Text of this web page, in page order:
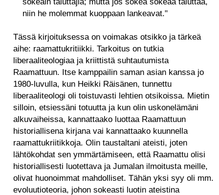
niin he molemmat kuoppaan lankeavat."
Tässä kirjoituksessa on voimakas otsikko ja tärkeä
aihe: raamattukritiikki. Tarkoitus on tutkia
liberaaliteologiaa ja kriittistä suhtautumista
Raamattuun. Itse kamppailin saman asian kanssa jo
1980-luvulla, kun Heikki Räisänen, tunnettu
liberaaliteologi oli toistuvasti lehtien otsikoissa. Mietin
silloin, etsiessäni totuutta ja kun olin uskonelämäni
alkuvaiheissa, kannattaako luottaa Raamattuun
historiallisena kirjana vai kannattaako kuunnella
raamattukriitikkoja. Olin taustaltani ateisti, joten
lähtökohdat sen ymmärtämiseen, että Raamattu olisi
historiallisesti luotettava ja Jumalan ilmoitusta meille,
olivat huonoimmat mahdolliset. Tähän yksi syy oli mm.
evoluutioteoria, johon sokeasti luotin ateistina